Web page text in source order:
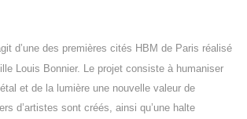
d’une des premières cités HBM de Paris réalisé
Louis Bonnier. Le projet consiste à humaniser
et de la lumière une nouvelle valeur de
d’artistes sont créés, ainsi qu’une halte